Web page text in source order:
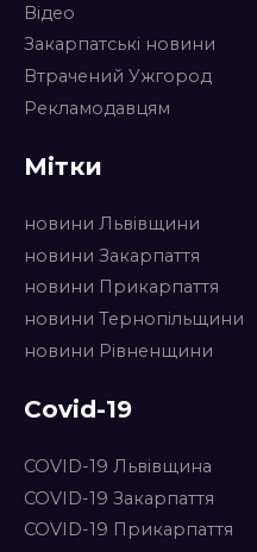
Відео
Закарпатські новини
Втрачений Ужгород
Рекламодавцям
Мітки
новини Львівщини
новини Закарпаття
новини Прикарпаття
новини Тернопільщини
новини Рівненщини
Covid-19
COVID-19 Львівщина
COVID-19 Закарпаття
COVID-19 Прикарпаття